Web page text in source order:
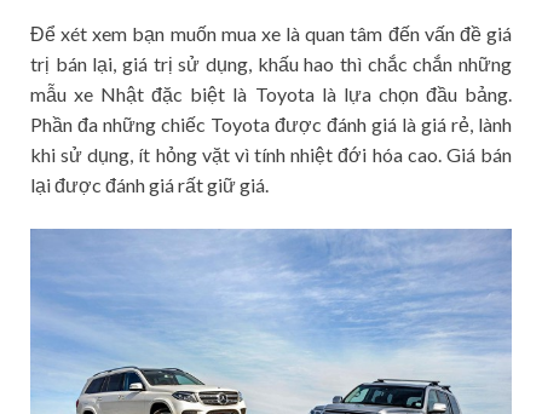
Để xét xem bạn muốn mua xe là quan tâm đến vấn đề giá
trị bán lại, giá trị sử dụng, khấu hao thì chắc chắn những
mẫu xe Nhật đặc biệt là Toyota là lựa chọn đầu bảng.
Phần đa những chiếc Toyota được đánh giá là giá rẻ, lành
khi sử dụng, ít hỏng vặt vì tính nhiệt đới hóa cao. Giá bán
lại được đánh giá rất giữ giá.